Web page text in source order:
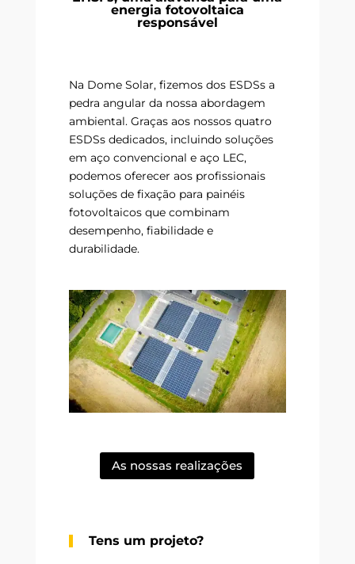
energia fotovoltaica
responsável
Na Dome Solar, fizemos dos ESDSs a
pedra angular da nossa abordagem
ambiental. Graças aos nossos quatro
ESDSs dedicados, incluindo soluções
em aço convencional e aço LEC,
podemos oferecer aos profissionais
soluções de fixação para painéis
fotovoltaicos que combinam
desempenho, fiabilidade e
durabilidade.
As nossas realizações
Tens um projeto?